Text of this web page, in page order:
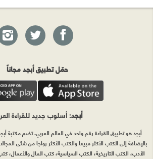
حمّل تطبيق أبجد مجاناً
أبجد: أسلوب جديد للقراءة
أبجد هو تطبيق القراءة رقم واحد في العالم العربي. تضم مكتبة
بالإضافة إلى الكتب الأكثر مبيعاً والكتب الأكثر رواجاً من شتّى
الأدب، الكتب التاريخية، الكتب السياسية، كتب المال والأعمال،